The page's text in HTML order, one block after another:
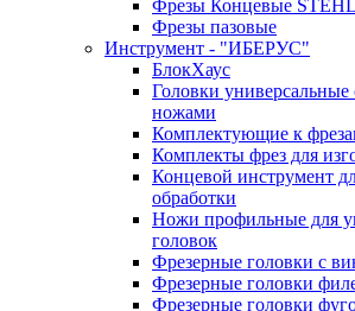
Фрезы Концевые
Фрезы пазовые
Инструмент - "ИБЕРУС"
БлокХаус
Головки
ножами
Комплектующие к
Комплекты фрез для
Концевой инструмент
обработки
Ножи профильные для
головок
Фрезерные головки с
Фрезерные головки
Фрезерные головки